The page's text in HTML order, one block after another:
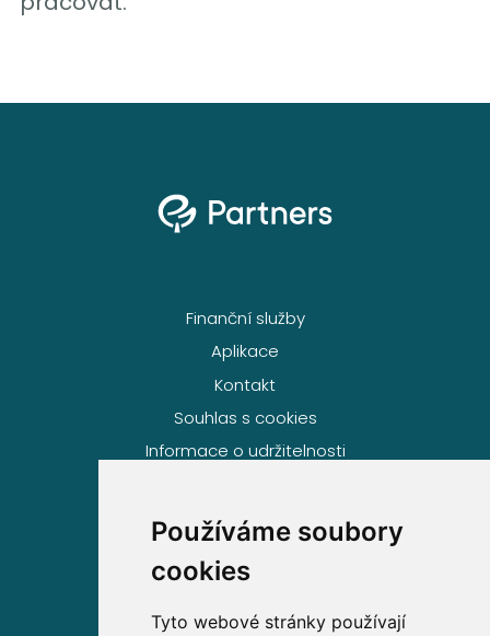
Používáme soubory
cookies
Tyto webové stránky používají
Finanční služby
Aplikace
Kontakt
Souhlas s cookies
Informace o udržitelnosti
Volejte zdarma na
800 63 63 63